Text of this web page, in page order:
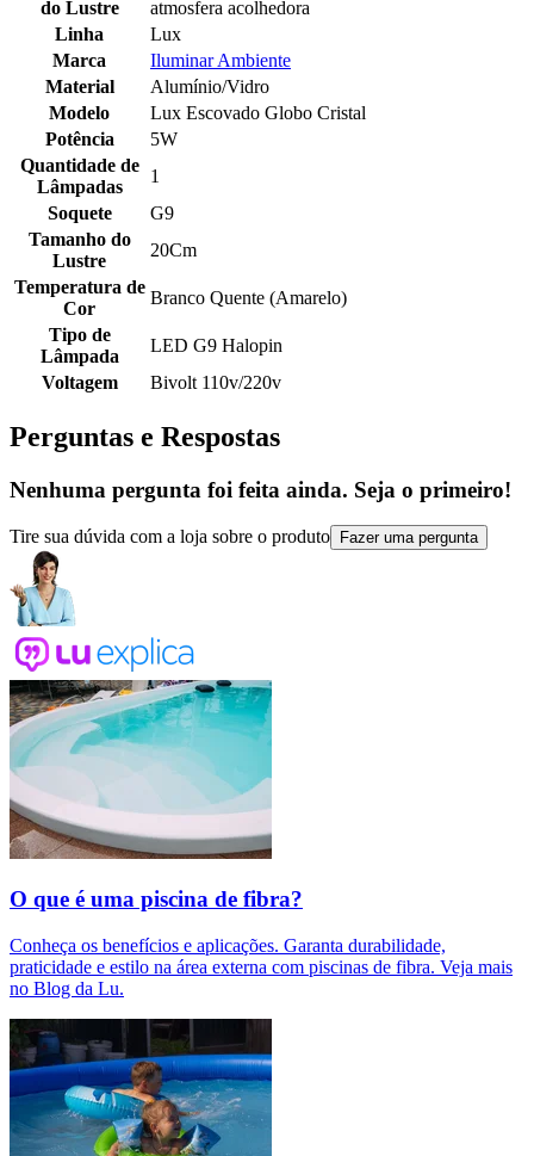
do Lustre
atmosfera acolhedora
Linha
Lux
Marca
Iluminar Ambiente
Material
Alumínio/Vidro
Modelo
Lux Escovado Globo Cristal
Potência
5W
Quantidade de
Lâmpadas
1
Soquete
G9
Tamanho do
Lustre
20Cm
Temperatura de
Cor
Branco Quente (Amarelo)
Tipo de
Lâmpada
LED G9 Halopin
Voltagem
Bivolt 110v/220v
Perguntas e Respostas
Nenhuma pergunta foi feita ainda. Seja o primeiro!
Tire sua dúvida com a loja sobre o produto Fazer uma pergunta
O que é uma piscina de fibra?
Conheça os benefícios e aplicações. Garanta durabilidade,
praticidade e estilo na área externa com piscinas de fibra. Veja mais
no Blog da Lu.